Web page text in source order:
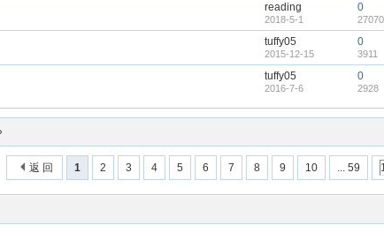
reading
2018-5-1
0
27070
tuffy05
2015-12-15
0
3911
tuffy05
2016-7-6
0
2928
1 2 3 4 5 6 7 8 9 10 ... 59
返 回